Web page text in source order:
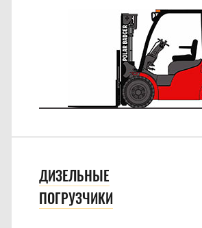
ДИЗЕЛЬНЫЕ
ПОГРУЗЧИКИ